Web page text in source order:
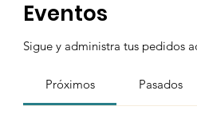
Eventos
Sigue y administra tus pedidos
Próximos Pasados